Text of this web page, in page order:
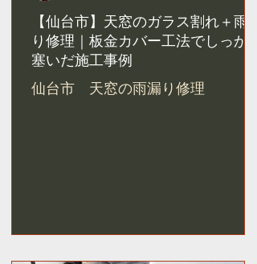
【仙台市】天窓のガラス割れ＋雨漏
り修理｜板金カバー工法でしっかり
塞いだ施工事例
仙台市 天窓の雨漏り修理